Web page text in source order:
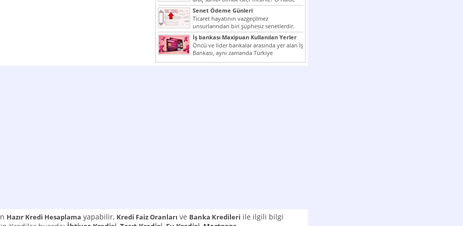
yazımız ilginizi...
Senet Ödeme Günleri
Ticaret hayatının vazgeçilmez
unsurlarından biri şüphesiz senetlerdir.
Çünkü senetler en çok kullanılan ödeme
araçlarıdır. Taksitler...
İş bankası Maxipuan Kullanılan Yerler
Öncü ve lider bankalar arasında yer alan İş
Bankası, aynı zamanda Türkiye
Cumhuriyeti’nin ilk milli...
Hazır Kredi Hesaplama yapabilir, Kredi Faiz Oranları ve Banka Kredileri ile ilgili bilgi